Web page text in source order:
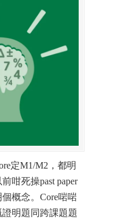
定M1/M2，都明
咁死操past paper
概念。Core啱啱
明題同跨課題題